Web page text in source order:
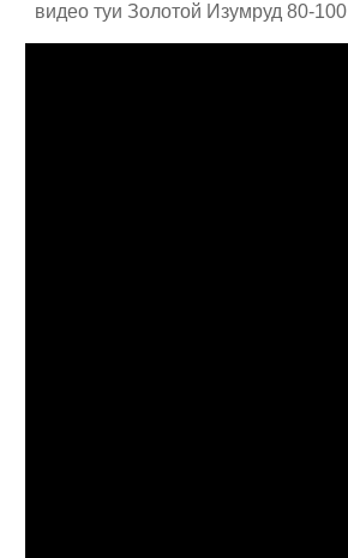
видео туи Золотой Изумруд 80-100